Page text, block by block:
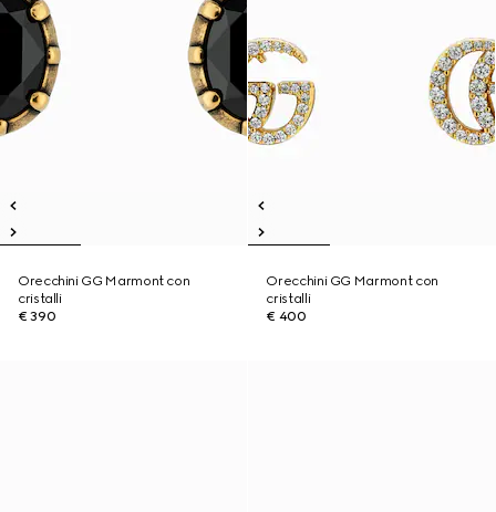
Orecchini GG Marmont con
cristalli
€ 390
Orecchini GG Marmont con
cristalli
€ 400